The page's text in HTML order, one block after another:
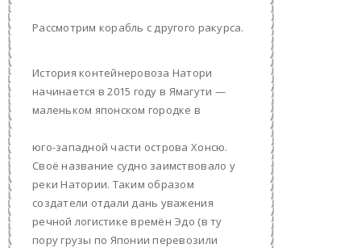
Рассмотрим корабль с другого ракурса.
История контейнеровоза Натори
начинается в 2015 году в Ямагути —
маленьком японском городке в
юго-западной части острова Хонсю.
Своё название судно заимствовало у
реки Натории. Таким образом
создатели отдали дань уважения
речной логистике времён Эдо (в ту
пору грузы по Японии перевозили